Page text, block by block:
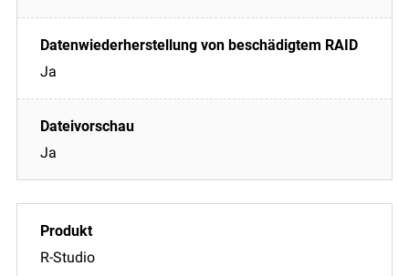
Ja
Ja
R-Studio